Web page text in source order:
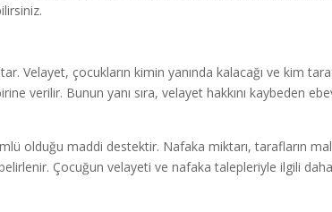
çocukların kimin yanında kalacağı ve kim
verilir. Bunun yanı sıra, velayet hakkını kaybeden
olduğu maddi destektir. Nafaka miktarı, tarafların
Çocuğun velayeti ve nafaka talepleriyle ilgili